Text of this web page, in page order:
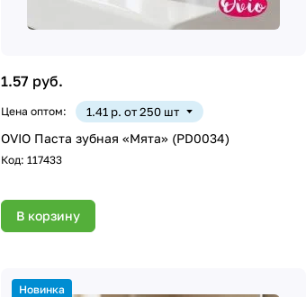
1.57 руб.
Цена оптом: 1.41 р. от 250 шт
OVIO Паста зубная «Мята» (PD0034)
Код:117433
В корзину
Новинка